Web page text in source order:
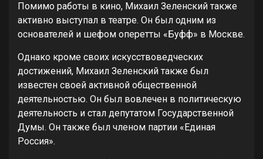
Помимо работы в кино, Михаил Зеленский также
активно выступал в театре. Он был одним из
основателей и шефом оперетты «Буфф» в Москве.
Однако кроме своих искусствоведческих
достижений, Михаил Зеленский также был
известен своей активной общественной
деятельностью. Он был вовлечен в политическую
деятельность и стал депутатом Государственной
Думы. Он также был членом партии «Единая
Россия».